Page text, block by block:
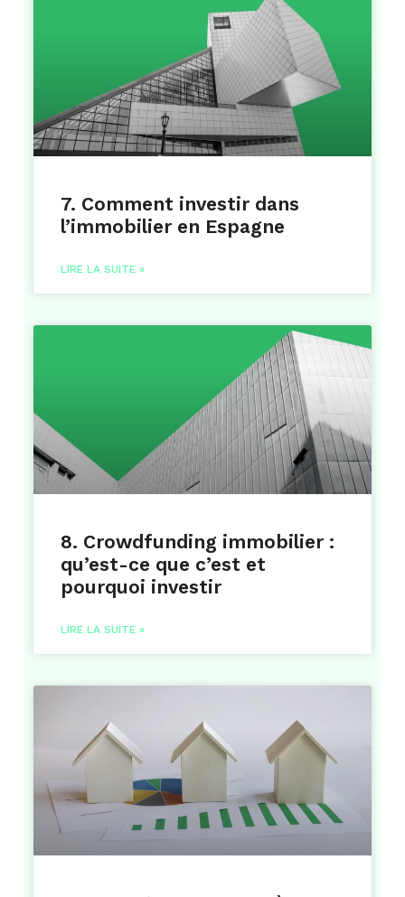
7. Comment investir dans
l’immobilier en Espagne
LIRE LA SUITE »
8. Crowdfunding immobilier :
qu’est-ce que c’est et
pourquoi investir
LIRE LA SUITE »